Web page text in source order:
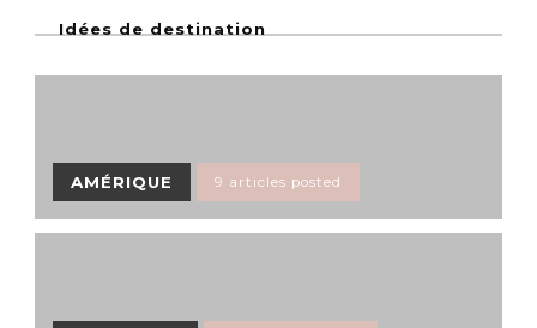
Idées de destination
AMÉRIQUE 9 articles posted